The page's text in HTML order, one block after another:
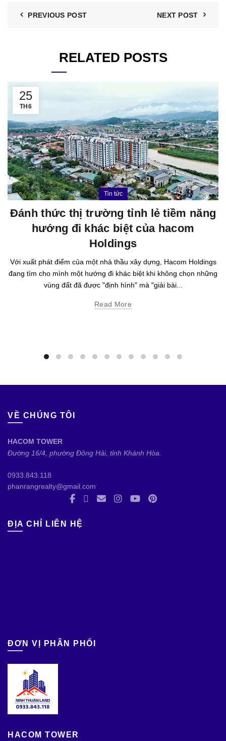
PREVIOUS POST NEXT POST
RELATED POSTS
25
TH6
Tin tức
Đánh thức thị trường tỉnh lẻ tiềm năng
hướng đi khác biệt của hacom
Holdings
Với xuất phát điểm của một nhà thầu xây dựng, Hacom Holdings
đang tìm cho mình một hướng đi khác biệt khi không chọn những
vùng đất đã được "định hình" mà "giải bài...
Read More
VỀ CHÚNG TÔI
HACOM TOWER
Đường 16/4, phường Đông Hải, tỉnh Khánh Hòa.
0933.843.118
phanrangrealty@gmail.com
ĐỊA CHỈ LIÊN HỆ
ĐƠN VỊ PHÂN PHỐI
HACOM TOWER